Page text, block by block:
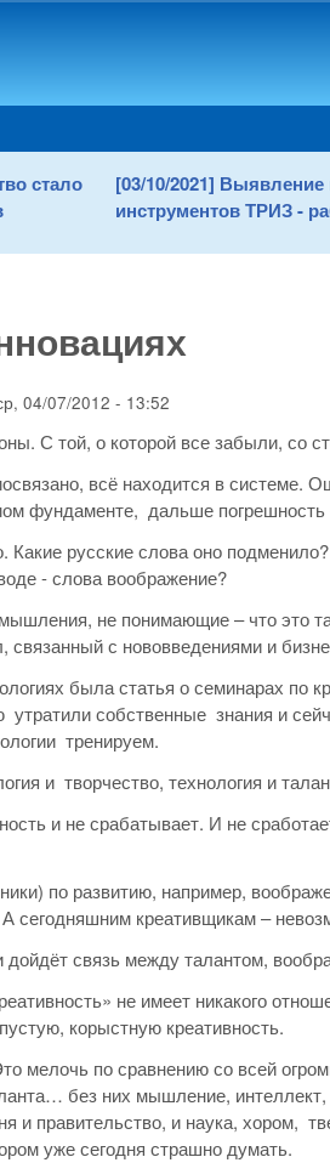
стало
[03/10/2021]
инструментов ТРИЗ -
04/07/2012 - 13:52
С той, о которой все забыли, со
всё находится в системе.
фундаменте, дальше погрешность
Какие русские слова оно
- слова воображение?
не понимающие – что это
связанный с нововведениями и
была статья о семинарах по
собственные знания и
тренируем.
и творчество, технология и
и не срабатывает. И не
по развитию, например,
сегодняшним креативщикам –
связь между талантом,
не имеет никакого
корыстную креативность.
мелочь по сравнению со всей
без них мышление,
и правительство, и наука, хором,
уже сегодня страшно думать.